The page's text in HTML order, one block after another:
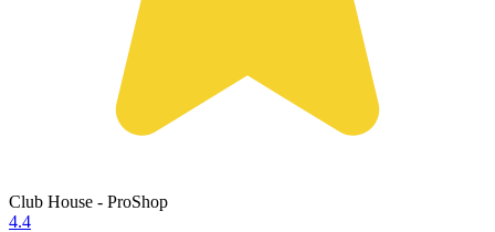
Club House - ProShop
4.4